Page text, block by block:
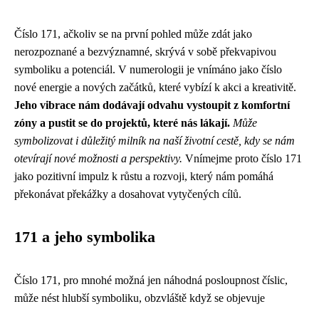
Číslo 171, ačkoliv se na první pohled může zdát jako
nerozpoznané a bezvýznamné, skrývá v sobě překvapivou
symboliku a potenciál. V numerologii je vnímáno jako číslo
nové energie a nových začátků, které vybízí k akci a kreativitě.
Jeho vibrace nám dodávají odvahu vystoupit z komfortní
zóny a pustit se do projektů, které nás lákají. Může
symbolizovat i důležitý milník na naší životní cestě, kdy se nám
otevírají nové možnosti a perspektivy. Vnímejme proto číslo 171
jako pozitivní impulz k růstu a rozvoji, který nám pomáhá
překonávat překážky a dosahovat vytyčených cílů.
171 a jeho symbolika
Číslo 171, pro mnohé možná jen náhodná posloupnost číslic,
může nést hlubší symboliku, obzvláště když se objevuje